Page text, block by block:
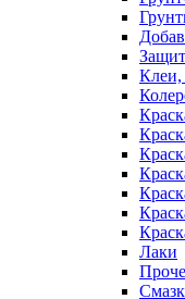
Клеи,
Лаки